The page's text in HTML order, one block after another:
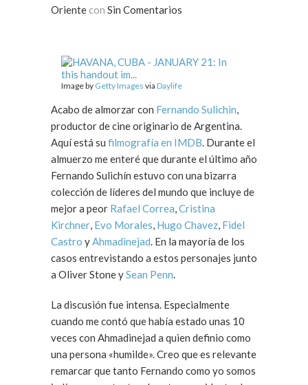
Oriente con Sin Comentarios
Image by Getty Images via Daylife
Acabo de almorzar con Fernando Sulichin,
productor de cine originario de Argentina.
Aquí está su filmografía en IMDB. Durante el
almuerzo me enteré que durante el último año
Fernando Sulichín estuvo con una bizarra
colección de líderes del mundo que incluye de
mejor a peor Rafael Correa,Cristina
Kirchner, Evo Morales, Hugo Chavez, Fidel
Castro yAhmadinejad. En la mayoría de los
casos entrevistando a estos personajes junto
a Oliver Stone ySean Penn.
La discusión fue intensa. Especialmente
cuando me contó que había estado unas 10
veces con Ahmadinejad a quien definio como
una persona «humilde». Creo que es relevante
remarcar que tanto Fernando como yo somos